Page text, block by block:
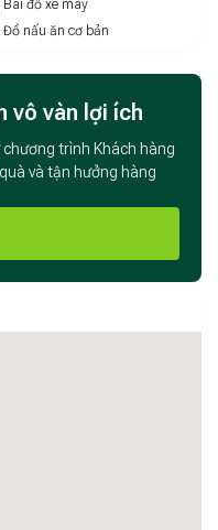
công tác hay lưu trú dài
Bãi đỗ xe máy
Đồ nấu ăn cơ bản
vô vàn lợi ích
trình Khách hàng
và tận hưởng hàng